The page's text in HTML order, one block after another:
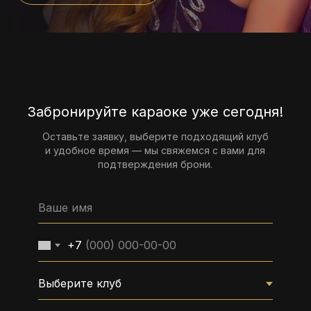
Забронируйте караоке уже сегодня!
Оставьте заявку, выберите подходящий клуб
и удобное время — мы свяжемся с вами для
подтверждения брони.
+7